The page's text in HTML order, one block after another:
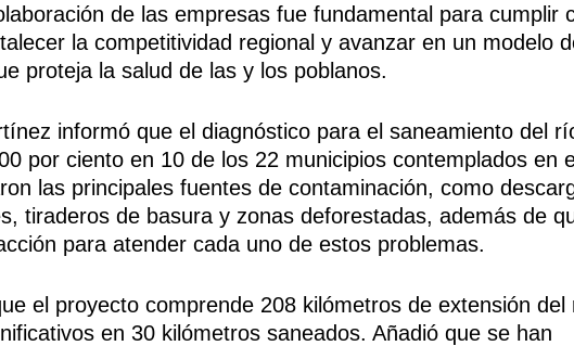
de las empresas fue fundamental para cumplir
la competitividad regional y avanzar en un modelo
proteja la salud de las y los poblanos.
informó que el diagnóstico para el saneamiento del
por ciento en 10 de los 22 municipios contemplados en
las principales fuentes de contaminación, como
tiraderos de basura y zonas deforestadas, además de
para atender cada uno de estos problemas.
el proyecto comprende 208 kilómetros de extensión del
en 30 kilómetros saneados. Añadió que se han